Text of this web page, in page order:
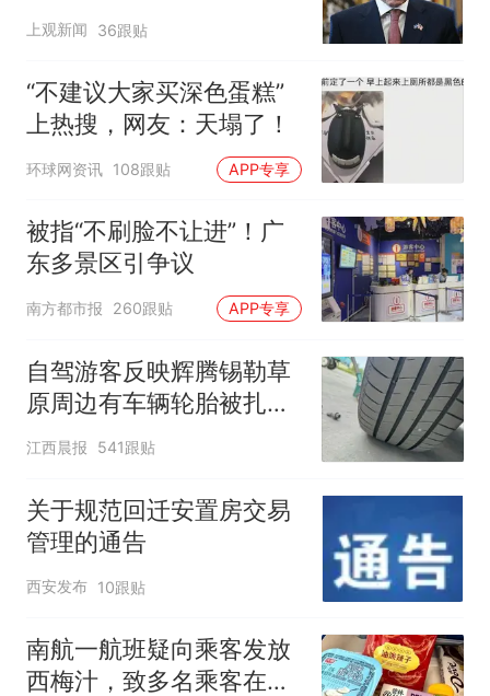
寻味
上观新闻 36跟贴
“不建议大家买深色蛋糕”
上热搜，网友：天塌了！
环球网资讯 108跟贴 APP专享
被指“不刷脸不让进”！广
东多景区引争议
南方都市报 260跟贴 APP专享
自驾游客反映辉腾锡勒草
原周边有车辆轮胎被扎，
修理店铺换胎价格高达千
江西晨报 541跟贴
关于规范回迁安置房交易
管理的通告
西安发布 10跟贴
南航一航班疑向乘客发放
西梅汁，致多名乘客在飞